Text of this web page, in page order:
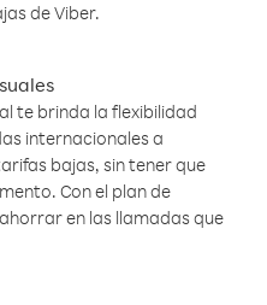
de Viber.
te brinda la flexibilidad
internacionales a
bajas, sin tener que
Con el plan de
en las llamadas que